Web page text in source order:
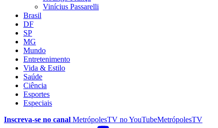
Vinícius Passarelli
Brasil
DF
SP
MG
Mundo
Entretenimento
Vida & Estilo
Saúde
Ciência
Esportes
Especiais
Inscreva-se no canal MetrópolesTV noYouTubeMetrópolesTV